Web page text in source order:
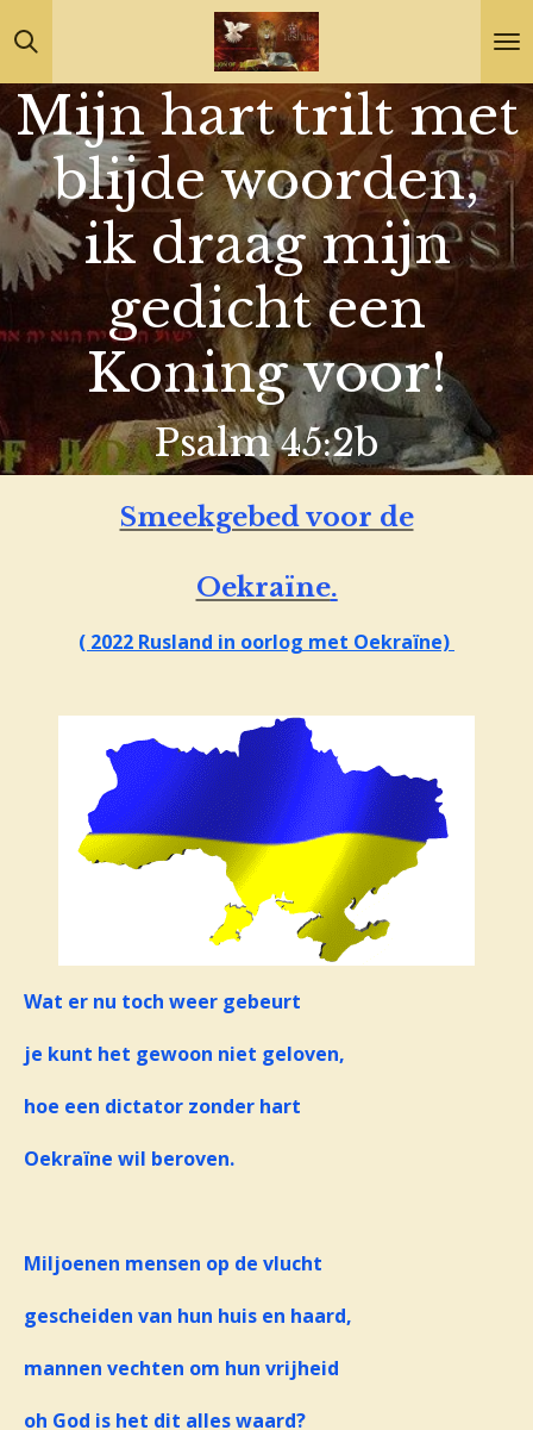
Ga
direct
naar
de
hoofdinhoud
Mijn hart trilt met
blijde woorden,
ik draag mijn
gedicht een
Koning voor!
Psalm 45:2b
Smeekgebed voor de
Oekraïne.
( 2022 Rusland in oorlog met Oekraïne)
Wat er nu toch weer gebeurt
je kunt het gewoon niet geloven,
hoe een dictator zonder hart
Oekraïne wil beroven.
Miljoenen mensen op de vlucht
gescheiden van hun huis en haard,
mannen vechten om hun vrijheid
oh God is het dit alles waard?